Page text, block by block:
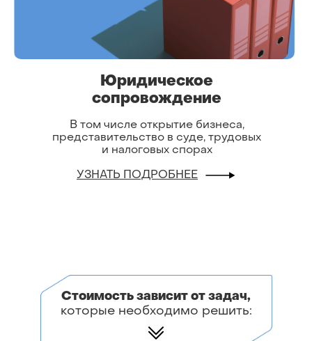
УЗНАТЬ ПОДРОБНЕЕ
Юридическое
сопровождение
В том числе открытие бизнеса,
представительство в суде, трудовых
и налоговых спорах
Стоимость зависит от задач,
которые необходимо решить: